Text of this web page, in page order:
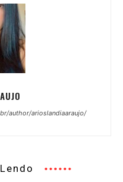
author/arioslandiaaraujo/